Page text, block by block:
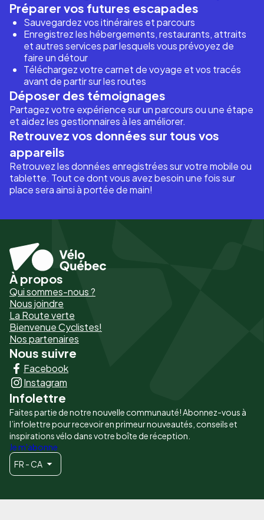
Préparer vos futures escapades
Sauvegardez vos itinéraires et parcours
Enregistrez les hébergements, restaurants, attraits
et autres services par lesquels vous prévoyez de
faire un détour
Téléchargez votre carnet de voyage et vos tracés
avant de partir sur les routes
Déposer des témoignages
Partagez votre expérience sur un parcours ou une étape
et aidez les gestionnaires à les améliorer.
Retrouvez vos données sur tous vos
appareils
Retrouvez les données enregistrées sur votre mobile ou
tablette. Tout ce dont vous avez besoin une fois sur
place sera ainsi à portée de main!
Pied
de
page
-
Liens
principaux
À propos
Qui sommes-nous ?
Nous joindre
La Route verte
Bienvenue Cyclistes!
Nos partenaires
Nous suivre
Facebook
Instagram
Infolettre
Faites partie de notre nouvelle communauté! Abonnez-vous à
l’infolettre pour recevoir en primeur nouveautés, conseils et
inspirations vélo dans votre boîte de réception.
Je m'abonne
FR - CA